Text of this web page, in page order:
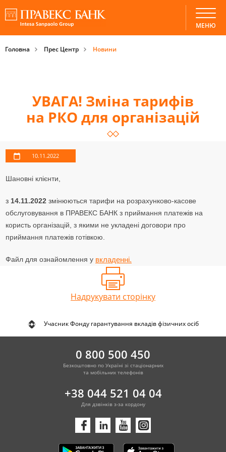
МЕНЮ
Головна Прес Центр Новини
УВАГА! Зміна тарифів
на РКО для організацій
10.11.2022
Шановні клієнти,
з 14.11.2022 змінюються тарифи на розрахунково-касове
обслуговування в ПРАВЕКС БАНК з приймання платежів на
користь організацій, з якими не укладені договори про
приймання платежів готівкою.
Файл для ознайомлення у вкладенні.
Надрукувати сторінку
Учасник Фонду гарантування вкладів фізичних осіб
0 800 500 450
Безкоштовно по Україні зі стаціонарних
та мобільних телефонів
+38 044 521 04 04
Для дзвінків з-за кордону